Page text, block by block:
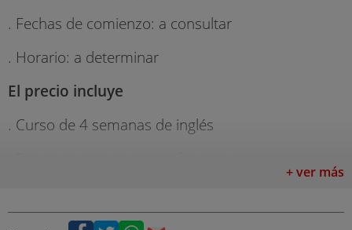
. Fechas de comienzo: a consultar
. Horario: a determinar
El precio incluye
. Curso de 4 semanas de inglés
. Tasa de prácticas
+ ver más